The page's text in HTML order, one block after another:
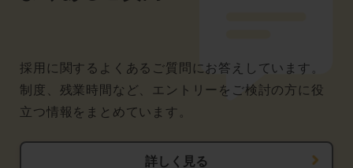
採用に関するよくあるご質問にお答えしています。
制度、残業時間など、エントリーをご検討の方に役
立つ情報をまとめています。
詳しく見る